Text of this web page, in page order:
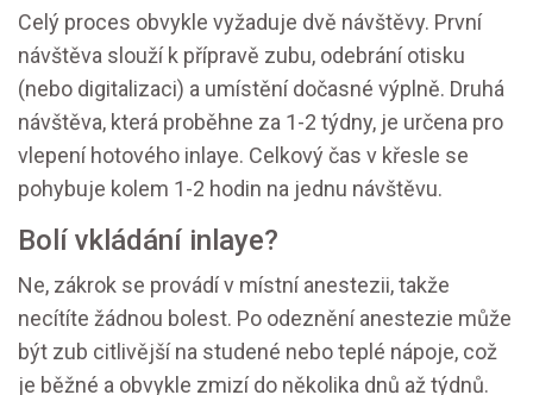
Celý proces obvykle vyžaduje dvě návštěvy. První
návštěva slouží k přípravě zubu, odebrání otisku
(nebo digitalizaci) a umístění dočasné výplně. Druhá
návštěva, která proběhne za 1-2 týdny, je určena pro
vlepení hotového inlaye. Celkový čas v křesle se
pohybuje kolem 1-2 hodin na jednu návštěvu.
Bolí vkládání inlaye?
Ne, zákrok se provádí v místní anestezii, takže
necítíte žádnou bolest. Po odeznění anestezie může
být zub citlivější na studené nebo teplé nápoje, což
je běžné a obvykle zmizí do několika dnů až týdnů.